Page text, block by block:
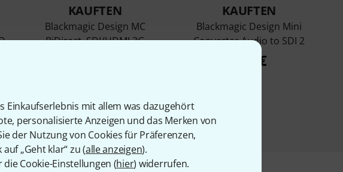
Einkaufserlebnis mit allem was dazugehört
personalisierte Anzeigen und das Merken von
der Nutzung von Cookies für Präferenzen,
„Geht klar“ zu (alle anzeigen).
Cookie-Einstellungen (hier) widerrufen.
KAUFTEN
Blackmagic Design MC
BiDirect. SDI/HDMI 3G
KAUFTEN
Blackmagic Design Mini
Converter Audio to SDI 2
249 €